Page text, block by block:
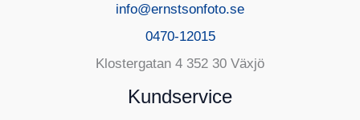
info@ernstsonfoto.se
0470-12015
Klostergatan 4 352 30 Växjö
Kundservice